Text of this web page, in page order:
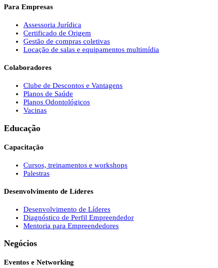
Para Empresas
Assessoria Jurídica
Certificado de Origem
Gestão de compras coletivas
Locação de salas e equipamentos multimídia
Colaboradores
Clube de Descontos e Vantagens
Planos de Saúde
Planos Odontológicos
Vacinas
Educação
Capacitação
Cursos, treinamentos e workshops
Palestras
Desenvolvimento de Líderes
Desenvolvimento de Líderes
Diagnóstico de Perfil Empreendedor
Mentoria para Empreendedores
Negócios
Eventos e Networking